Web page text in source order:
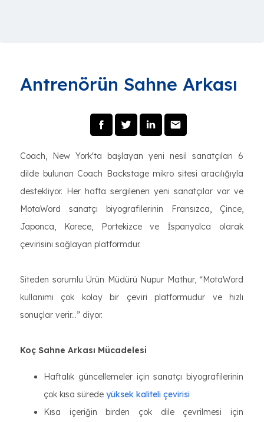
Antrenörün Sahne Arkası
Coach, New York'ta başlayan yeni nesil sanatçıları 6
dilde bulunan Coach Backstage mikro sitesi aracılığıyla
destekliyor. Her hafta sergilenen yeni sanatçılar var ve
MotaWord sanatçı biyografilerinin Fransızca, Çince,
Japonca, Korece, Portekizce ve İspanyolca olarak
çevirisini sağlayan platformdur.
Siteden sorumlu Ürün Müdürü Nupur Mathur, “MotaWord
kullanımı çok kolay bir çeviri platformudur ve hızlı
sonuçlar verir...” diyor.
Koç Sahne Arkası Mücadelesi
Haftalık güncellemeler için sanatçı biyografilerinin
çok kısa sürede yüksek kaliteli çevirisi
Kısa içeriğin birden çok dile çevrilmesi için